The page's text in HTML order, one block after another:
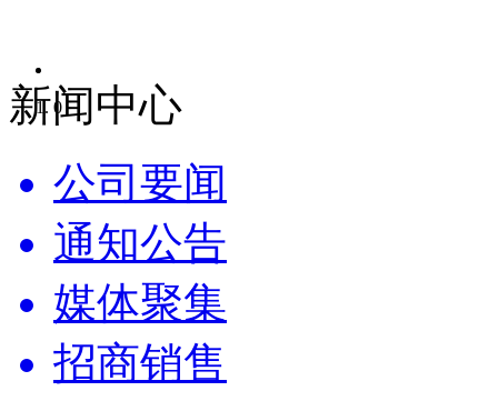
0
新闻中心
公司要闻
通知公告
媒体聚集
招商销售